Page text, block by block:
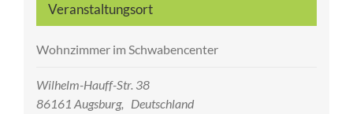
Veranstaltungsort
Wohnzimmer im Schwabencenter
Wilhelm-Hauff-Str. 38
86161 Augsburg, Deutschland